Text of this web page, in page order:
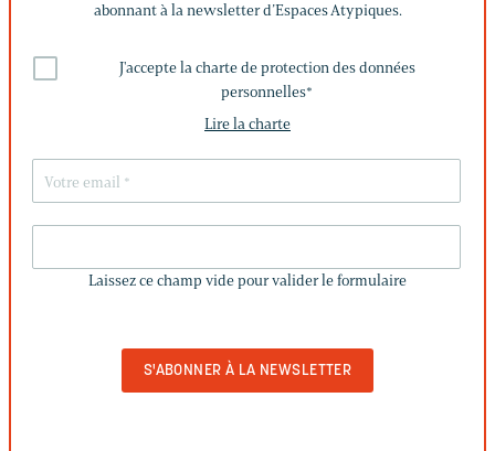
abonnant à la newsletter d’Espaces Atypiques.
J'accepte la charte de protection des données
personnelles*
Lire la charte
CHAMP
Laissez ce champ vide pour valider le formulaire